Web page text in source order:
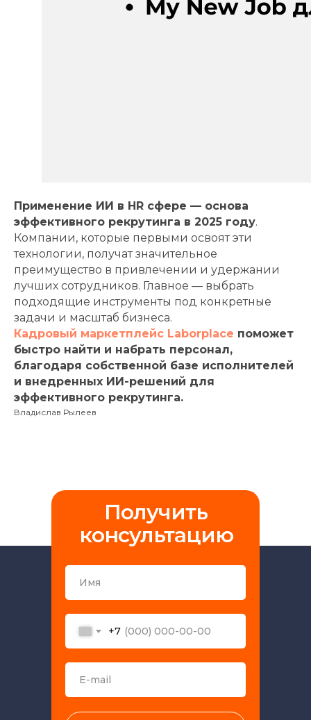
Применение ИИ в HR сфере — основа
эффективного рекрутинга в 2025 году.
Компании, которые первыми освоят эти
технологии, получат значительное
преимущество в привлечении и удержании
лучших сотрудников. Главное — выбрать
подходящие инструменты под конкретные
задачи и масштаб бизнеса.
Кадровый маркетплейс Laborplace поможет
быстро найти и набрать персонал,
благодаря собственной базе исполнителей
и внедренных ИИ-решений для
эффективного рекрутинга.
Владислав Рылеев
Получить
консультацию
+7